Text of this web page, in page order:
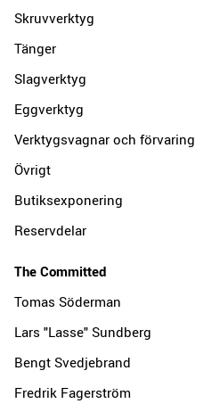
Skruvverktyg
Tänger
Slagverktyg
Eggverktyg
Verktygsvagnar och förvaring
Övrigt
Butiksexponering
Reservdelar
The Committed
Tomas Söderman
Lars "Lasse" Sundberg
Bengt Svedjebrand
Fredrik Fagerström